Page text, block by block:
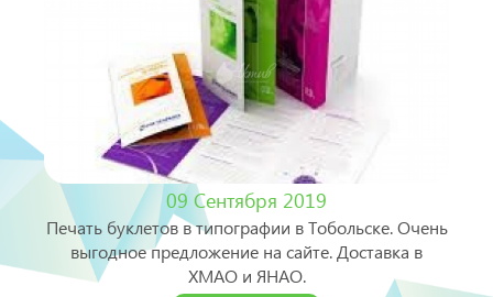
09 Сентября 2019
Печать буклетов в типографии в Тобольске. Очень
выгодное предложение на сайте. Доставка в
ХМАО и ЯНАО.